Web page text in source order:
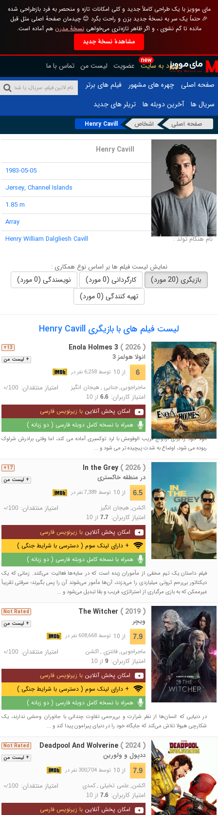
مای موویز با یک طراحی کاملاً جدید و کلی امکانات تازه و منحصر به فرد بازطراحی شده
🎉 حتماً یک سر به نسخهٔ جدید بزن و راحت بگرد 😊 چیدمان صفحهٔ اصلی مثل قبل
مانده تا گم نشوی ، و اگر ظاهر تازه‌تری می‌خواهینسخهٔ مدرن هم آماده است.
مشاهدهٔ نسخهٔ جدید
new
ورود به سایت عضویت لیست من تماس با ما
صفحه اصلی
چهره های مشهور
فیلم های برتر
سریال ها
آخرین دوبله ها تریلر های جدید
صفحه اصلی اشخاص Henry Cavill
Henry Cavill
تاریخ تولد :
1983-05-05
محل تولد :
Jersey, Channel Islands
قد :
1.85 m
لقب :
Array
نام هنگام تولد :
Henry William Dalgliesh Cavill
نمایش لیست فیلم ها بر اساس نوع همکاری :
بازیگری (20 مورد) کارگردانی (0 مورد)
نویسندگی (0 مورد)
تهیه کنندگی (0 مورد)
لیست فیلم های با بازیگری Henry Cavill
+ لیست من
13+ Enola Holmes 3 ( 2026 )
انولا هولمز 3
6 از 10 توسط 6,258 نفر در
ماجراجویی,جنایی ,هیجان انگیز امتیاز منتقدان: -/100
امتیاز کاربران: 6.6از 10
امکان پخش آنلاین با زیرنویس فارسی
همراه با نسخه کامل دوبله فارسی ( دو زبانه )
انولا خود را برای ازدواج قریب الوقوعش با لرد توکسبری آماده می کند، اما وقتی برادرش شرلوک
ربوده می شود، اوضاع به شدت پیچیده تر می شود و ...
+ لیست من
17+ In the Grey ( 2026 )
در منطقه خاکستری
6.5 از 10 توسط 7,389 نفر در
اکشن,هیجان انگیز امتیاز منتقدان: -/100
امتیاز کاربران: 7.7از 10
امکان پخش آنلاین با زیرنویس فارسی
+ دارای لینک سوم ( دسترسی با شرایط جنگی )
همراه با نسخه کامل دوبله فارسی ( دو زبانه )
فیلم داستان یک تیم مخفی از مأموران زبده است که در سایه‌ها فعالیت می‌کنند. زمانی که یک
دیکتاتور بی‌رحم ثروتی میلیاردی را می‌دزدد، آن‌ها مأمور می‌شوند آن را پس بگیرند؛ سرقتی تقریباً
غیرممکن که به بازی مرگباری از استراتژی، فریب و بقا تبدیل می‌شود و ...
+ لیست من
Not Rated The Witcher ( 2019 )
ویچر
7.9 از 10 توسط 608,668 نفر در
ماجراجویی, فانتزی , اکشن امتیاز منتقدان: -/100
امتیاز کاربران: 9از 10
امکان پخش آنلاین با زیرنویس فارسی
+ دارای لینک سوم ( دسترسی با شرایط جنگی )
همراه با نسخه کامل دوبله فارسی ( دو زبانه )
در دنیایی که انسان‌ها از نظر شرارت و بی‌رحمی تفاوت چندانی با جانوران وحشی ندارند، یک
شکارچی هیولا تلاش می‌کند که جایگاه خود را در دنیای پیرامون پیدا کند و ...
+ لیست من
Not Rated Deadpool And Wolverine ( 2024 )
ددپول و ولورین
7.9 از 10 توسط 300,704 نفر در
اکشن,علمی تخیلی ,کمدی امتیاز منتقدان: -/100
امتیاز کاربران: 7.6از 10
امکان پخش آنلاین با زیرنویس فارسی